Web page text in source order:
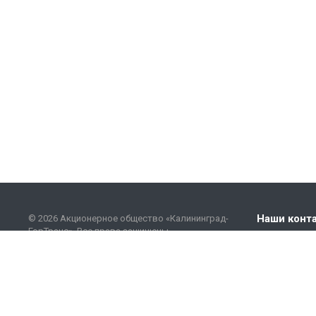
© 2026 Акционерное общество «Калининград-
ГорТранс». Все права защищены.
Наши